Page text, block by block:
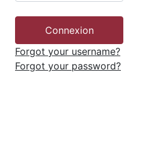
Forgot your username?
Forgot your password?